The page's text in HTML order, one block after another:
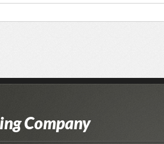
Company